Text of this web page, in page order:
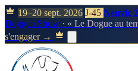
19–20 sept. 2026 J-45 Neuvic
Doggen Show · « Le Dogue au
s'engager →